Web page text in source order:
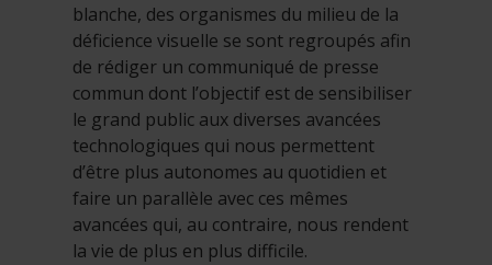
blanche, des organismes du milieu de la
déficience visuelle se sont regroupés afin
de rédiger un communiqué de presse
commun dont l’objectif est de sensibiliser
le grand public aux diverses avancées
technologiques qui nous permettent
d’être plus autonomes au quotidien et
faire un parallèle avec ces mêmes
avancées qui, au contraire, nous rendent
la vie de plus en plus difficile.